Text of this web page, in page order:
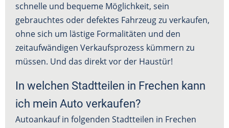
schnelle und bequeme Möglichkeit, sein
gebrauchtes oder defektes Fahrzeug zu verkaufen,
ohne sich um lästige Formalitäten und den
zeitaufwändigen Verkaufsprozess kümmern zu
müssen. Und das direkt vor der Haustür!
In welchen Stadtteilen in Frechen kann
ich mein Auto verkaufen?
Autoankauf in folgenden Stadtteilen in Frechen